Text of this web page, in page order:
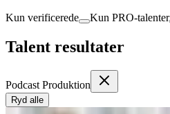
Kun verificerede Kun PRO-talenter
Talent resultater
Podcast Produktion
Ryd alle